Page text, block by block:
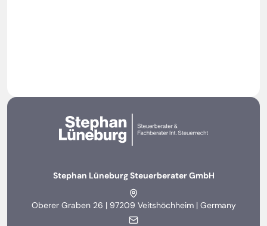
Contact us
Stephan Lüneburg Steuerberater GmbH
Oberer Graben 26 | 97209 Veitshöchheim | Germany